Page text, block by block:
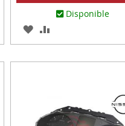
Disponible
AGREGAR
A
PARA